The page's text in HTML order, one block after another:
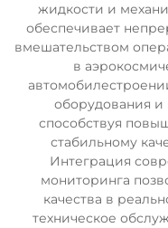
жидкости и
обеспечивает
вмешательством
в
оборудования
способствуя
стабильному
Интеграция
мониторинга
качества в
техническое